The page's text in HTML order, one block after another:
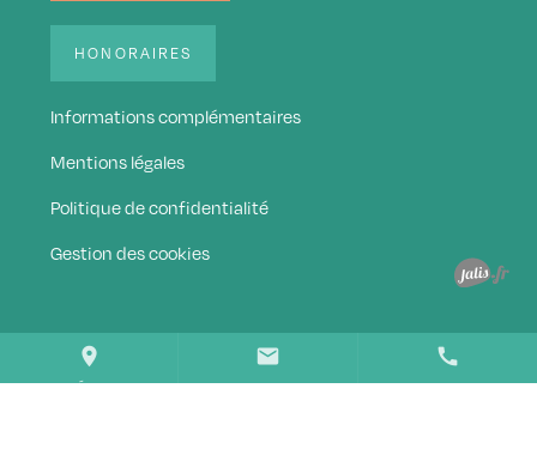
place
ITINÉRAIRE
mail
CONTACTEZ-NOUS
call
04 28 29 59 92
HONORAIRES
Informations complémentaires
Mentions légales
Politique de confidentialité
Gestion des cookies